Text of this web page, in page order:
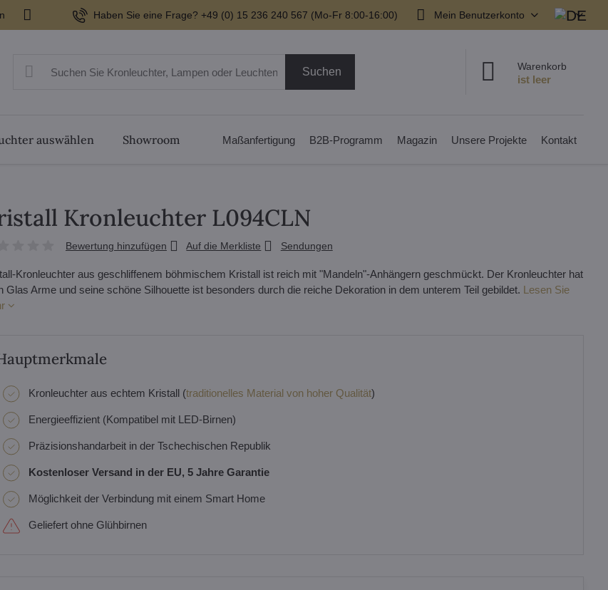
Haben Sie eine Frage? +49 (0) 15 236 240 567 (Mo-Fr 8:00-16:00) Mein Benutzerkonto
Suchen Warenkorb
auswählen Showroom Maßanfertigung B2B-Programm Magazin Unsere Projekte Kontakt
Kronleuchter L094CLN
Bewertung hinzufügen Auf die Merkliste Sendungen
Kronleuchter aus geschliffenem böhmischem Kristall ist reich mit "Mandeln"-Anhängern geschmückt. Der Kronleuchter hat
Glas Arme und seine schöne Silhouette ist besonders durch die reiche Dekoration in dem unterem Teil gebildet. Lesen Sie
Kronleuchter aus echtem Kristall (traditionelles Material von hoher Qualität)
Energieeffizient (Kompatibel mit LED-Birnen)
Präzisionshandarbeit in der Tschechischen Republik
Kostenloser Versand in der EU, 5 Jahre Garantie
Möglichkeit der Verbindung mit einem Smart Home
Geliefert ohne Glühbirnen